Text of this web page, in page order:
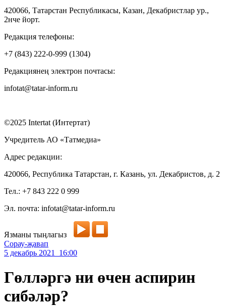
420066, Татарстан Республикасы, Казан, Декабристлар ур.,
2нче йорт.
Редакция телефоны:
+7 (843) 222-0-999 (1304)
Редакциянең электрон почтасы:
infotat@tatar-inform.ru
©2025 Intertat (Интертат)
Учредитель АО «Татмедиа»
Адрес редакции:
420066, Республика Татарстан, г. Казань, ул. Декабристов, д. 2
Тел.: +7 843 222 0 999
Эл. почта: infotat@tatar-inform.ru
Язманы тыңлагыз
Сорау-җавап
5 декабрь 2021 16:00
Гөлләргә ни өчен аспирин
сибәләр?